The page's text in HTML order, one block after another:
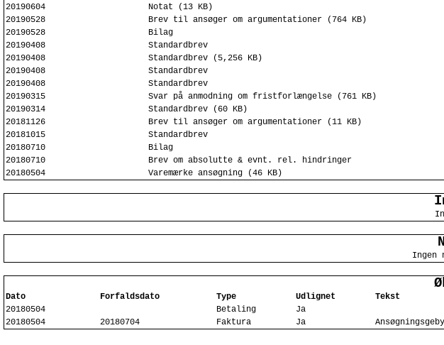
20190604
Notat (13 KB)
20190528
Brev til ansøger om argumentationer (764 KB)
20190528
Bilag
20190408
Standardbrev
20190408
Standardbrev (5,256 KB)
20190408
Standardbrev
20190408
Standardbrev
20190315
Svar på anmodning om fristforlængelse (761 KB)
20190314
Standardbrev (60 KB)
20181126
Brev til ansøger om argumentationer (11 KB)
20181015
Standardbrev
20180710
Bilag
20180710
Brev om absolutte & evnt. rel. hindringer
20180504
Varemærke ansøgning (46 KB)
Ingen
Dato Forfaldsdato Type Udlignet
Tekst
20180504
Betaling
Ja
20180504
20180704 Faktura Ja